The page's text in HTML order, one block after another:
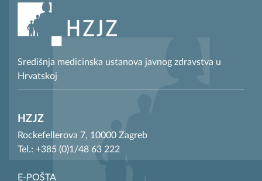
Središnja medicinska ustanova javnog zdravstva u
Hrvatskoj
HZJZ
Rockefellerova 7, 10000 Zagreb
Tel.: +385 (0)1/48 63 222
E-POŠTA